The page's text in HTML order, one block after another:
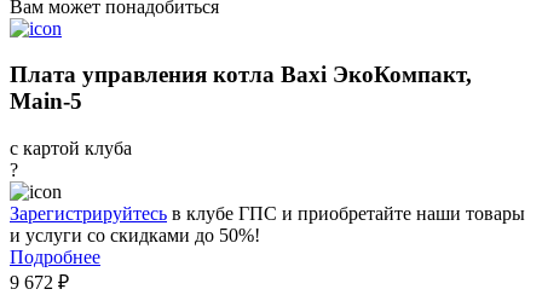
Вам может понадобиться
Плата управления котла Baxi ЭкоКомпакт,
Main-5
с картой клуба
?
Зарегистрируйтесь в клубе ГПС и приобретайте наши товары
и услуги со скидками до 50%!
Подробнее
9 672 ₽